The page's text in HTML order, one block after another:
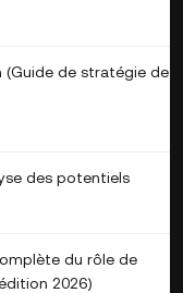
(Guide de stratégie de
des potentiels
du rôle de
2026)